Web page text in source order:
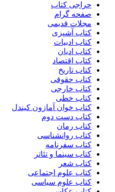
حراجی کتاب
صفحه گرام
مجلات قدیمی
کتاب آشپزی
کتاب ادبیات
کتاب ادیان
کتاب اقتصاد
کتاب تاریخ
کتاب حقوقی
کتاب خارجی
کتاب خطی
کتاب خوان آمازون کیندل
کتاب دست دوم
کتاب رمان
کتاب روانشناسی
کتاب سفرنامه
کتاب سینما و تئاتر
کتاب شعر
کتاب علوم اجتماعی
کتاب علوم سیاسی